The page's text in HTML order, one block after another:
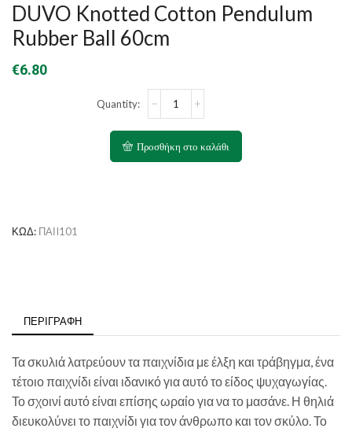
DUVO Knotted Cotton Pendulum
Rubber Ball 60cm
€6.80
Knotted
Rubber
Ball
Προσθήκη στο καλάθι
ΚΩΔ: ΠΑΙI101
ΠΕΡΙΓΡΑΦΉ
Τα σκυλιά λατρεύουν τα παιχνίδια με έλξη και τράβηγμα, ένα
τέτοιο παιχνίδι είναι ιδανικό για αυτό το είδος ψυχαγωγίας.
Το σχοινί αυτό είναι επίσης ωραίο για να το μασάνε. Η θηλιά
διευκολύνει το παιχνίδι για τον άνθρωπο και τον σκύλο. Το